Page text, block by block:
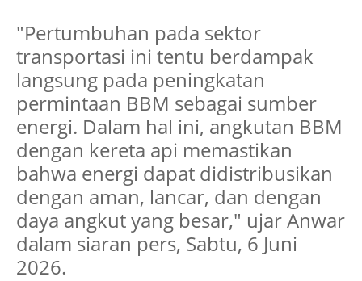
"Pertumbuhan pada sektor
transportasi ini tentu berdampak
langsung pada peningkatan
permintaan BBM sebagai sumber
energi. Dalam hal ini, angkutan BBM
dengan kereta api memastikan
bahwa energi dapat didistribusikan
dengan aman, lancar, dan dengan
daya angkut yang besar," ujar Anwar
dalam siaran pers, Sabtu, 6 Juni
2026.